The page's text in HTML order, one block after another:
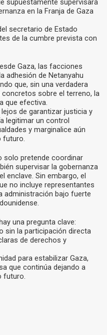
supuestamente supervisará
en la Franja de Gaza
secretario de Estado
de la cumbre prevista con
Gaza, las facciones
adhesión de Netanyahu
que, sin una verdadera
sobre el terreno, la
que efectiva.
de garantizar justicia y
legitimar un control
y marginalice aún
futuro.
solo pretende coordinar
supervisar la gobernanza
enclave. Sin embargo, el
no incluye representantes
administración bajo fuerte
una pregunta clave:
sin la participación directa
de derechos y
para estabilizar Gaza,
que continúa dejando a
futuro.